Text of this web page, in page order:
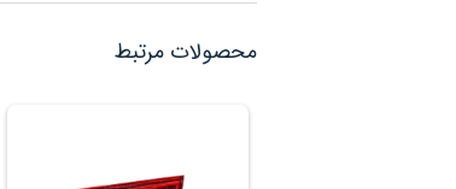
محصولات مرتبط